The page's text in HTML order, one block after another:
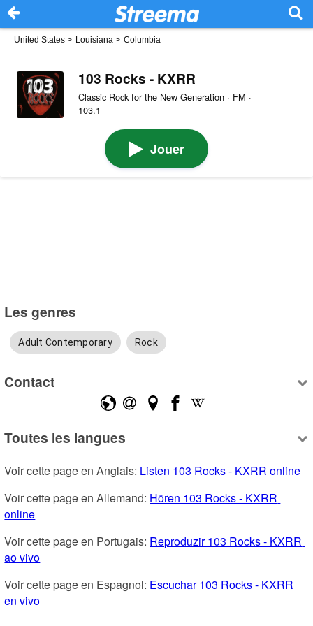
United States > Louisiana > Columbia
103 Rocks - KXRR
Classic Rock for the New Generation · FM ·
103.1
Jouer
Les genres
Adult Contemporary Rock
Contact
Toutes les langues
Voir cette page en Anglais: Listen 103 Rocks - KXRR online
Voir cette page en Allemand: Hören 103 Rocks - KXRR
online
Voir cette page en Portugais: Reproduzir 103 Rocks - KXRR
ao vivo
Voir cette page en Espagnol: Escuchar 103 Rocks - KXRR
en vivo